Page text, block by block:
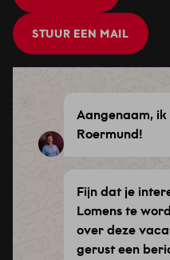
STUUR EEN MAIL
Aangenaam,
Roermund!
Fijn dat je
Lomens te
over deze
gerust een